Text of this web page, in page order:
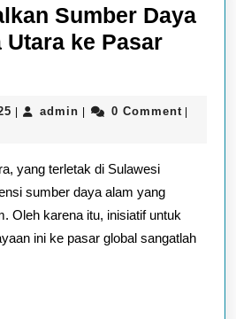
Sumber Daya
ke Pasar
November
| admin admin
| 0 Comment |
yang terletak di Sulawesi
sumber daya alam yang
Oleh karena itu, inisiatif untuk
ini ke pasar global sangatlah